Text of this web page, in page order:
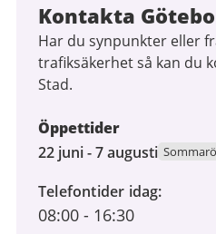
Kontakta
Har du synpunkter eller
trafiksäkerhet så kan du
Stad.
Öppettider
22
2026
till
22 juni - 7 augusti
Telefontider idag
08:00 - 16:30